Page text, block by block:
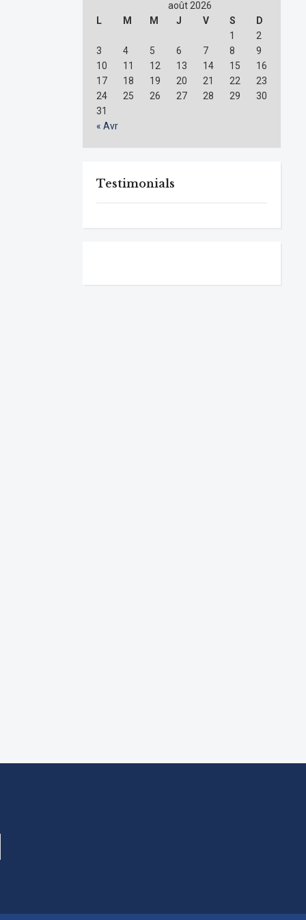
août 2026
L
M M J V S
D
1
2
3
4 5 6 7 8
9
10
11 12 13 14 15
16
17
18 19 20 21 22
23
24
25 26 27 28 29
30
31
« Avr
Testimonials